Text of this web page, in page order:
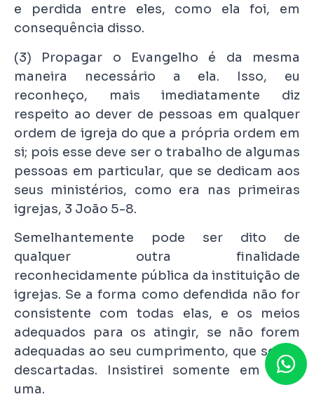
e perdida entre eles, como ela foi, em
consequência disso.
(3) Propagar o Evangelho é da mesma
maneira necessário a ela. Isso, eu
reconheço, mais imediatamente diz
respeito ao dever de pessoas em qualquer
ordem de igreja do que a própria ordem em
si; pois esse deve ser o trabalho de algumas
pessoas em particular, que se dedicam aos
seus ministérios, como era nas primeiras
igrejas, 3 João 5-8.
Semelhantemente pode ser dito de
qualquer outra finalidade
reconhecidamente pública da instituição de
igrejas. Se a forma como defendida não for
consistente com todas elas, e os meios
adequados para os atingir, se não forem
adequadas ao seu cumprimento, que sejam
descartadas. Insistirei somente em mais
uma.